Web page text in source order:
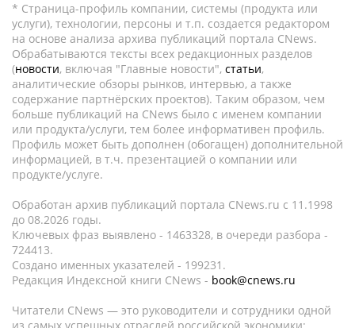
* Страница-профиль компании, системы (продукта или
услуги), технологии, персоны и т.п. создается редактором
на основе анализа архива публикаций портала CNews.
Обрабатываются тексты всех редакционных разделов
(новости, включая "Главные новости", статьи,
аналитические обзоры рынков, интервью, а также
содержание партнёрских проектов). Таким образом, чем
больше публикаций на CNews было с именем компании
или продукта/услуги, тем более информативен профиль.
Профиль может быть дополнен (обогащен) дополнительной
информацией, в т.ч. презентацией о компании или
продукте/услуге.
Обработан архив публикаций портала CNews.ru c 11.1998
до 08.2026 годы.
Ключевых фраз выявлено - 1463328, в очереди разбора -
724413.
Создано именных указателей - 199231.
Редакция Индексной книги CNews - book@cnews.ru
Читатели CNews — это руководители и сотрудники одной